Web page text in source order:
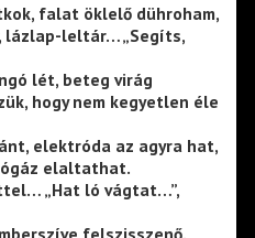
falat öklelő dühroham,
lázlap-leltár…„Segíts,
lét, beteg virág
hogy nem kegyetlen éle
elektróda az agyra hat,
elaltathat.
„Hat ló vágtat…”,